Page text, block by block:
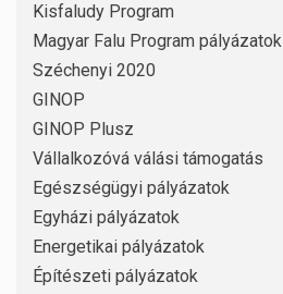
Kisfaludy Program
Magyar Falu Program pályázatok
Széchenyi 2020
GINOP
GINOP Plusz
Vállalkozóvá válási támogatás
Egészségügyi pályázatok
Egyházi pályázatok
Energetikai pályázatok
Építészeti pályázatok